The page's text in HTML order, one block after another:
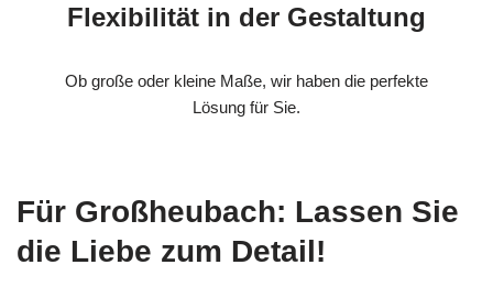
Flexibilität in der Gestaltung
Ob große oder kleine Maße, wir haben die perfekte
Lösung für Sie.
Für Großheubach: Lassen Sie
die Liebe zum Detail!